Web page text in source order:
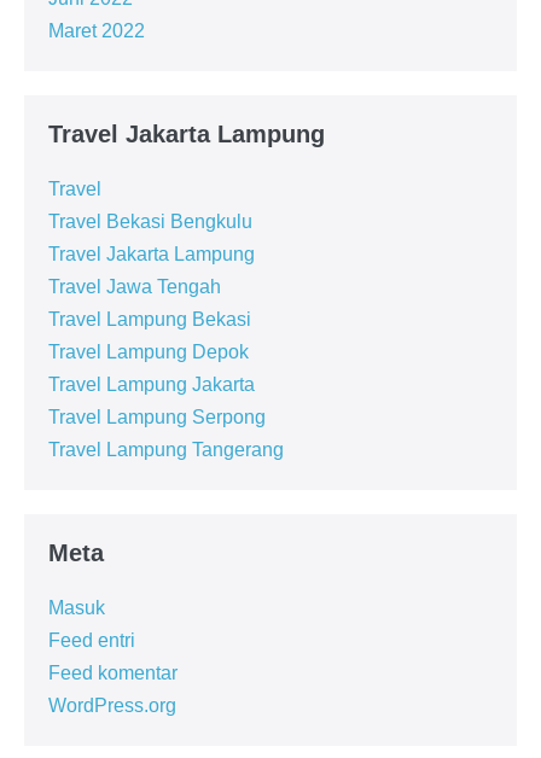
Maret 2022
Travel Jakarta Lampung
Travel
Travel Bekasi Bengkulu
Travel Jakarta Lampung
Travel Jawa Tengah
Travel Lampung Bekasi
Travel Lampung Depok
Travel Lampung Jakarta
Travel Lampung Serpong
Travel Lampung Tangerang
Meta
Masuk
Feed entri
Feed komentar
WordPress.org